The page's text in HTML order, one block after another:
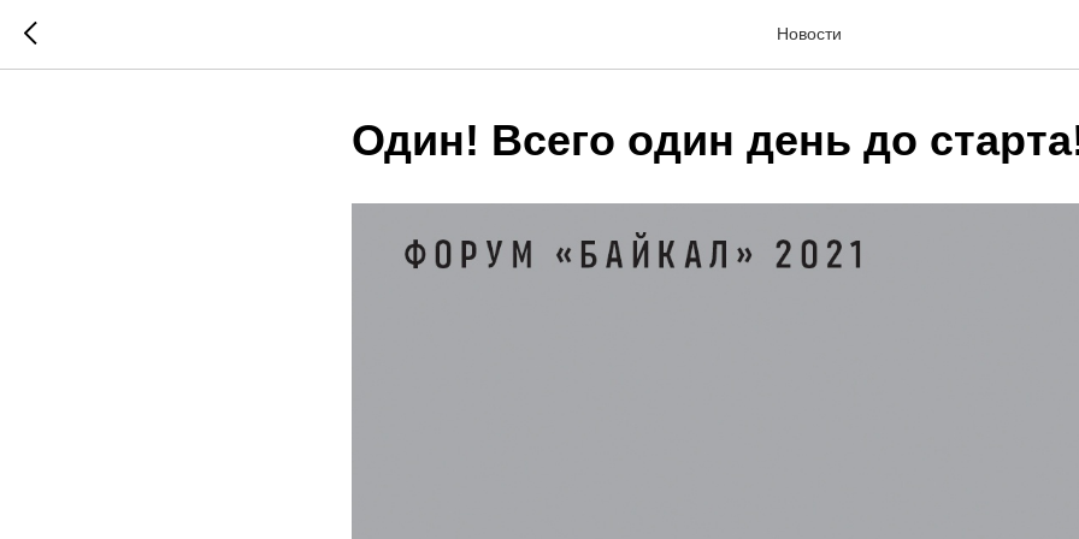
Новости
Один! Всего один день до